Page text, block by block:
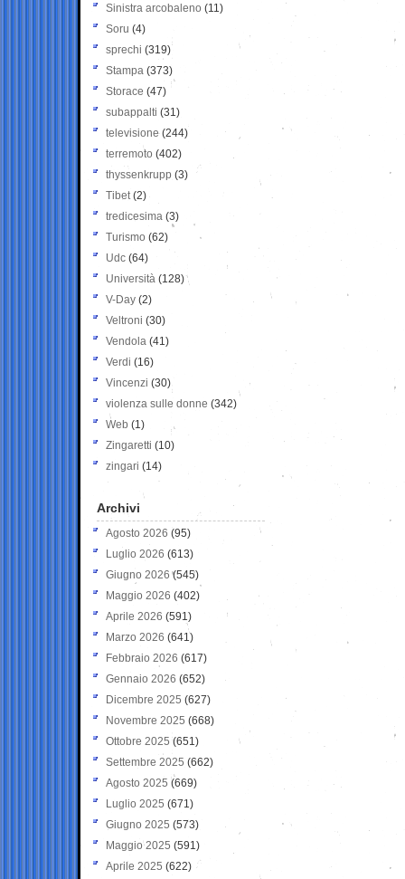
Sinistra arcobaleno (11)
Soru (4)
sprechi (319)
Stampa (373)
Storace (47)
subappalti (31)
televisione(244)
terremoto (402)
thyssenkrupp (3)
Tibet(2)
tredicesima (3)
Turismo (62)
Udc (64)
Università (128)
V-Day (2)
Veltroni (30)
Vendola (41)
Verdi (16)
Vincenzi (30)
violenza sulle donne (342)
Web (1)
Zingaretti (10)
zingari (14)
Archivi
Agosto 2026 (95)
Luglio 2026 (613)
Giugno 2026 (545)
Maggio 2026 (402)
Aprile 2026 (591)
Marzo 2026 (641)
Febbraio 2026 (617)
Gennaio 2026 (652)
Dicembre 2025 (627)
Novembre 2025 (668)
Ottobre 2025 (651)
Settembre 2025 (662)
Agosto 2025 (669)
Luglio 2025 (671)
Giugno 2025 (573)
Maggio 2025 (591)
Aprile 2025 (622)